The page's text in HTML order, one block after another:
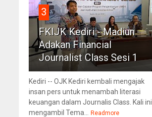
3
FKIJK Kediri - Madiun
Adakan Financial
Journalist Class Sesi 1
Kediri -- OJK Kediri kembali mengajak
insan pers untuk menambah literasi
keuangan dalam Journalis Class. Kali ini
mengambil Tema...
Readmore